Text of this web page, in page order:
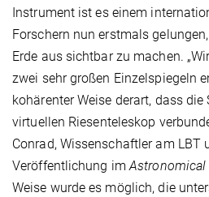
Instrument ist es einem
Forschern nun erstmals
Erde aus sichtbar zu machen.
zwei sehr großen Einzelspiegeln
kohärenter Weise derart, dass die
virtuellen Riesenteleskop
Conrad, Wissenschaftler am LBT
Veröffentlichung imAstronomical
Weise wurde es möglich, die